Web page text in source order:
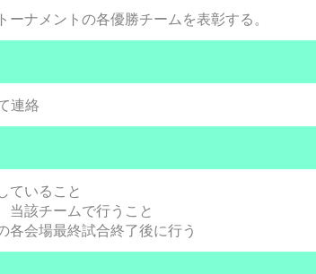
ナメントの各優勝チームを表彰する。
連絡
ていること
該チームで行うこと
会場最終試合終了後に行う